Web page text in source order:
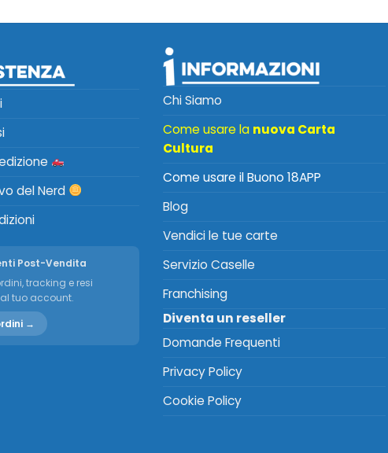
del Nerd
Post-Vendita
tracking e resi
tuo account.
→
Chi Siamo
Come usare la nuova Carta
Cultura
Come usare il Buono 18APP
Blog
Vendici le tue carte
Servizio Caselle
Franchising
Diventa un reseller
Domande Frequenti
Privacy Policy
Cookie Policy